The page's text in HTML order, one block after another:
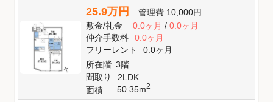
25.9万円 管理費 10,000円
敷金/礼金 0.0ヶ月/ 0.0ヶ月
仲介手数料
0.0ヶ月
フリーレント
0.0ヶ月
所在階 3階
間取り
2LDK
面積
50.35m2